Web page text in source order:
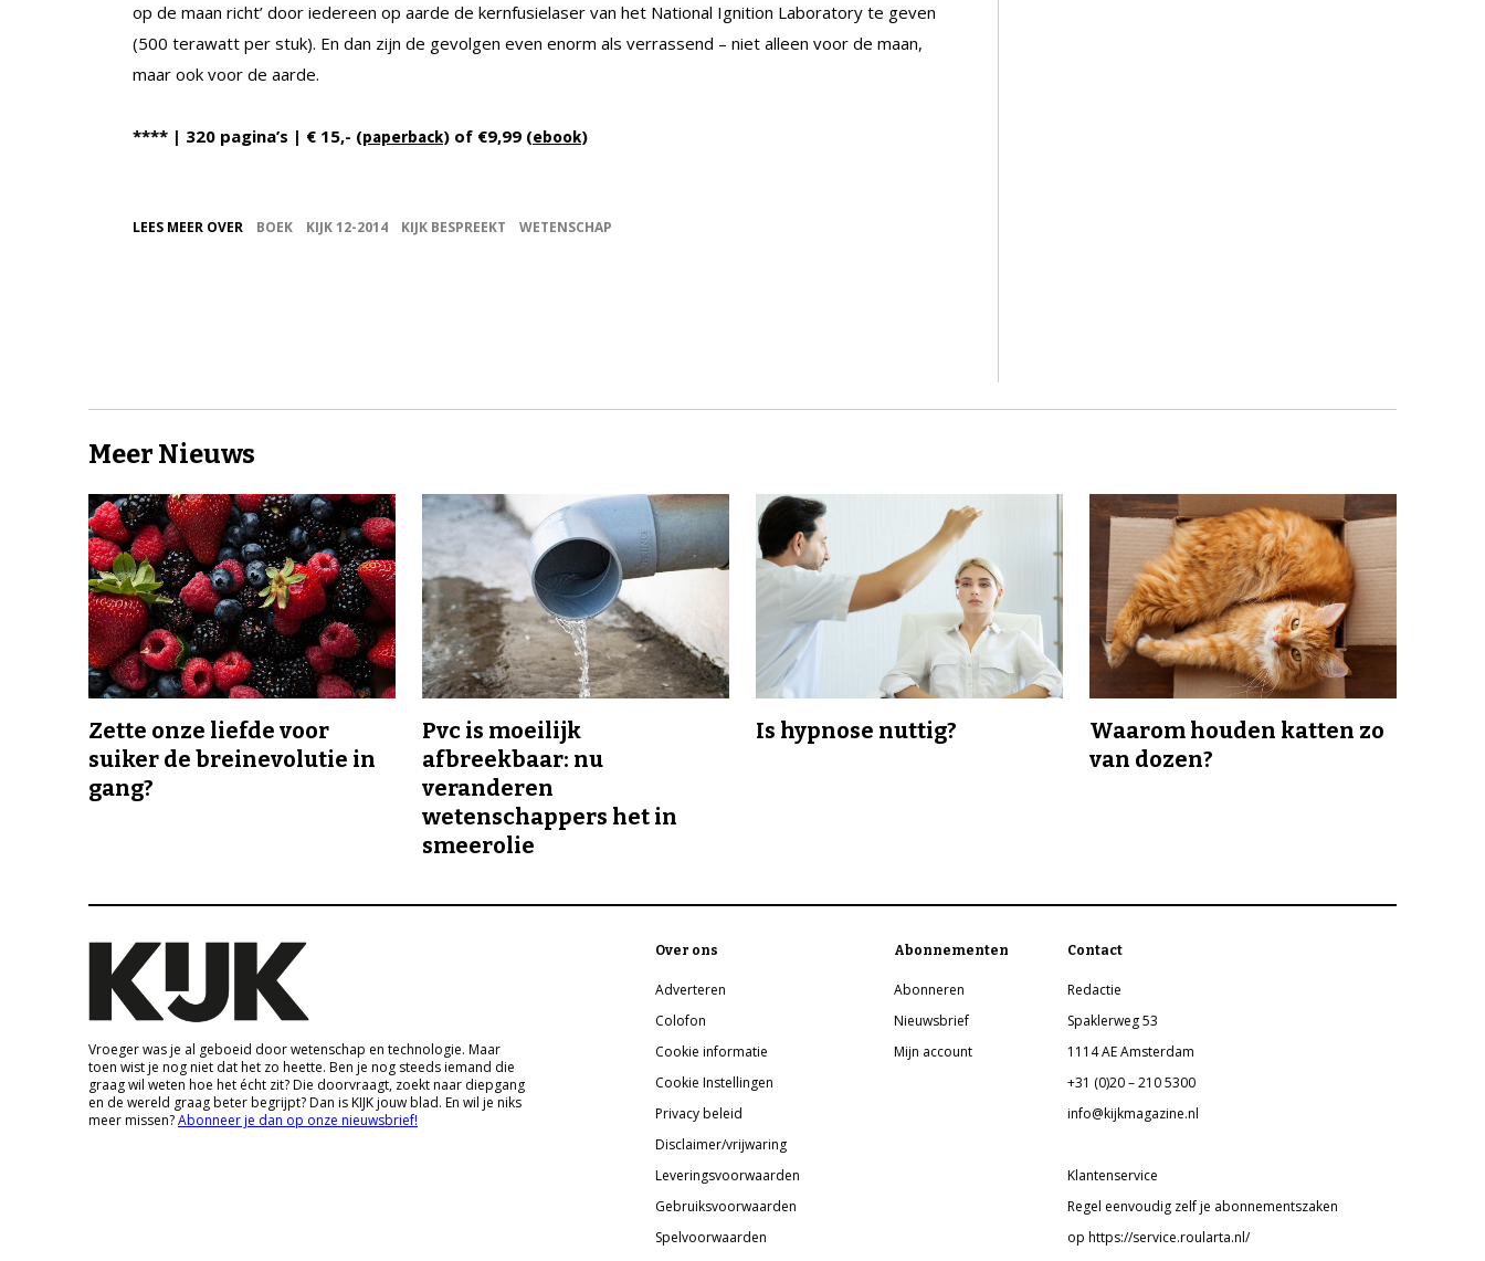
op de maan richt’ door iedereen op aarde de kernfusielaser van het National Ignition Laboratory te geven
(500 terawatt per stuk). En dan zijn de gevolgen even enorm als verrassend – niet alleen voor de maan,
maar ook voor de aarde.
**** | 320 pagina’s | € 15,- (paperback) of €9,99 (ebook)
LEES MEER OVER BOEK KIJK 12-2014 KIJK BESPREEKT WETENSCHAP
Meer Nieuws
Zette onze liefde voor
suiker de breinevolutie in
gang?
Pvc is moeilijk
afbreekbaar: nu
veranderen
wetenschappers het in
smeerolie
Is hypnose nuttig?
Waarom houden katten zo
van dozen?
Vroeger was je al geboeid door wetenschap en technologie. Maar
toen wist je nog niet dat het zo heette. Ben je nog steeds iemand die
graag wil weten hoe het écht zit? Die doorvraagt, zoekt naar diepgang
en de wereld graag beter begrijpt? Dan is KIJK jouw blad. En wil je niks
meer missen?Abonneer je dan op onze nieuwsbrief!
Over ons
Adverteren
Colofon
Cookie informatie
Cookie Instellingen
Privacy beleid
Disclaimer/vrijwaring
Leveringsvoorwaarden
Gebruiksvoorwaarden
Spelvoorwaarden
Abonnementen
Abonneren
Nieuwsbrief
Mijn account
Contact
Redactie
Spaklerweg 53
1114 AE Amsterdam
+31 (0)20 – 210 5300
info@kijkmagazine.nl
Klantenservice
Regel eenvoudig zelf je abonnementszaken
op https://service.roularta.nl/